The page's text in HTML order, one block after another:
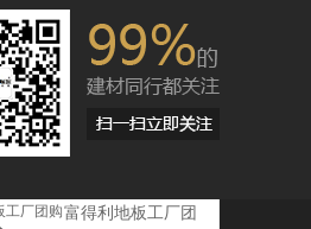
科麦隆地板董事长
丁建福携明星，创
科麦隆品牌奇迹。
富得利地板工厂团